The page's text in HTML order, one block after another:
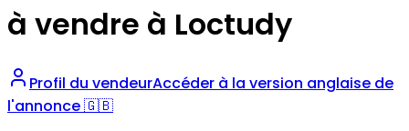
à vendre à Loctudy
Profil du vendeurAccéder à la version anglaise de
l'annonce 🇬🇧